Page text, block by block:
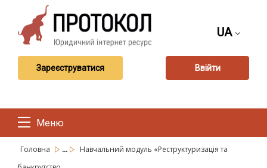
UA
Зареєструватися Ввійти
Меню
Головна ...
Навчальний модуль «Реструктуризація та